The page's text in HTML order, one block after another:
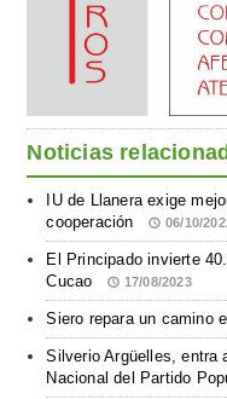
Noticias
IU de Llanera exige
cooperación
06/10/
El Principado invierte
Cucao
17/08/2023
Siero repara un camino
Silverio Argüelles, entra
Nacional del Partido